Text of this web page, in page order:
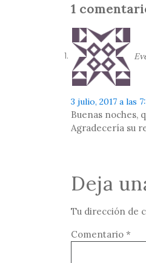
1
3 julio, 2017 a las
Buenas noches,
Agradecería su
Deja
Tu dirección de
Comentario *